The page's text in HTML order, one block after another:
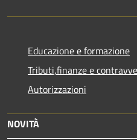
Educazione e formazione
Tributi,finanze e
Autorizzazioni
NOVITÀ